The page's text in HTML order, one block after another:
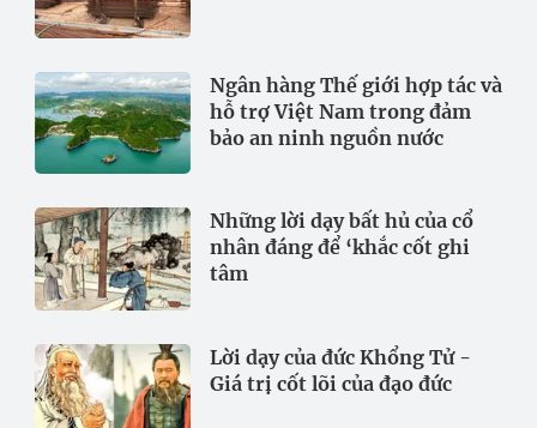
Ngân hàng Thế giới hợp tác và
hỗ trợ Việt Nam trong đảm
bảo an ninh nguồn nước
Những lời dạy bất hủ của cổ
nhân đáng để ‘khắc cốt ghi
tâm
Lời dạy của đức Khổng Tử -
Giá trị cốt lõi của đạo đức